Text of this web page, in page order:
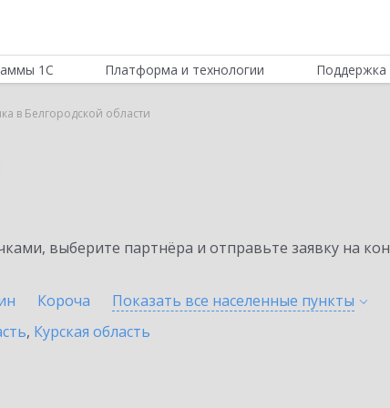
1С Платформа и технологии Поддержка
в Белгородской области
выберите партнёра и отправьте заявку на
Короча Показать все населенные пункты
, Курская область